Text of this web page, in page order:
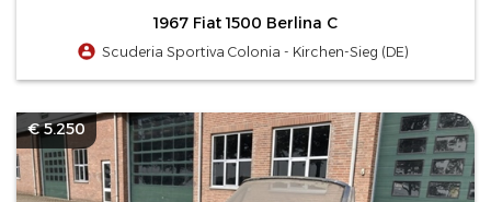
1967 Fiat 1500 Berlina C
Scuderia Sportiva Colonia - Kirchen-Sieg (DE)
€ 5.250